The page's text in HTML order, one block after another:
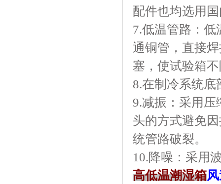
配件也均选用国
7.低温管路
通铜管，直接
塞，使试验箱
8.在制冷系统底
9.减振：采
头的方式避免因
统管路破裂。
10.降噪：采
高低温潮湿箱